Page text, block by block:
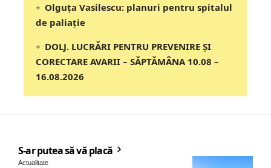
Olguța Vasilescu: planuri pentru spitalul
de paliație
DOLJ. LUCRĂRI PENTRU PREVENIRE ȘI
CORECTARE AVARII – SĂPTĂMÂNA 10.08 –
16.08.2026
S-ar putea să vă placă
Actualitate